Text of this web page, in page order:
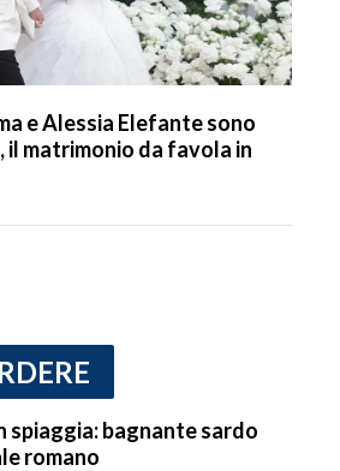
e Alessia Elefante sono
il matrimonio da favola in
spiaggia: bagnante sardo
romano